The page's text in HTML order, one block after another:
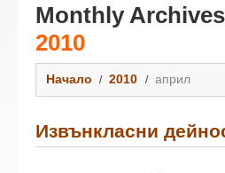
Monthly
2010
Начало 2010 април
Извънкласни